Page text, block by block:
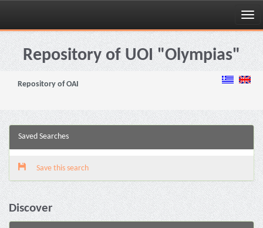
Skip
navigationRepository of UOI "Olympias"
Repository of OAI
Saved Searches
Save this search
Discover